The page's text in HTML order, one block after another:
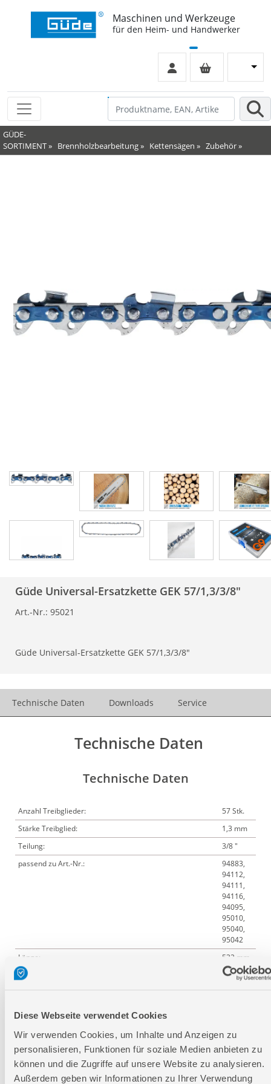
Diese Webseite verwendet Cookies
Wir verwenden Cookies, um Inhalte und Anzeigen zu
personalisieren, Funktionen für soziale Medien anbieten zu
können und die Zugriffe auf unsere Website zu analysieren.
Außerdem geben wir Informationen zu Ihrer Verwendung
Maschinen und Werkzeuge
für den Heim- und Handwerker
GÜDE-
SORTIMENT» Brennholzbearbeitung» Kettensägen » Zubehör»
Güde Universal-Ersatzkette GEK 57/1,3/3/8"
Art.-Nr.: 95021
Güde Universal-Ersatzkette GEK 57/1,3/3/8"
Technische Daten Downloads Service
Technische Daten
Technische Daten
Anzahl Treibglieder:
57 Stk.
Stärke Treibglied:
1,3 mm
Teilung:
3/8 "
passend zu Art.-Nr.:
94883,
94112,
94111,
94116,
94095,
95010,
95040,
95042
Länge:
532 mm
Breite:
5 mm
Logistische Daten
Verpackungsmaße